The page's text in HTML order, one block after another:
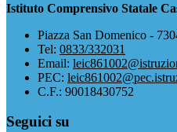
Istituto Comprensivo Statale
Piazza San Domenico -
Tel: 0833/332031
Email:
PEC:
C.F.: 90018430752
Seguici su